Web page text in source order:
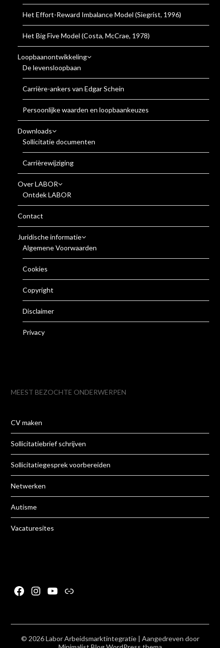
Het Effort-Reward Imbalance Model (Siegrist, 1996)
Het Big Five Model (Costa, McCrae, 1978)
Loopbaanontwikkeling
De levensloopbaan
Carrière-ankers van Edgar Schein
Persoonlijke waarden en loopbaankeuzes
Downloads
Sollicitatie documenten
Carrièrewijziging
Over LABOR
Ontdek LABOR
Contact
Juridische informatie
Algemene Voorwaarden
Cookies
Copyright
Disclaimer
Privacy
MEEST BEZOCHTE ONDERWERPEN
CV maken
Sollicitatiebrief schrijven
Sollicitatiegesprek voorbereiden
Netwerken
Autisme
Vacaturesites
Facebook
Instagram
YouTube
Link
© 2026 Labor Arbeidsmarktintegratie | Aangedreven door